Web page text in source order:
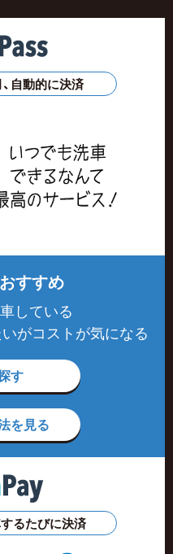
自動的に決済
すすめ
車している
がコストが気になる
す
を見る
るたびに決済